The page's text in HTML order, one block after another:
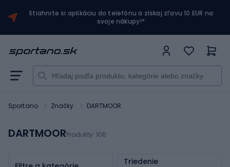
Stiahnite si aplikáciu do telefónu a získaj zľavu 10 EUR na
svoje nákupy!*
Sportano Značky DARTMOOR
DARTMOORProdukty: 106
Triedenie